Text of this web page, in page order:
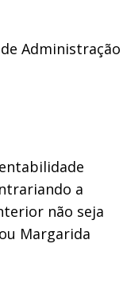
Administração
a
não seja
Margarida